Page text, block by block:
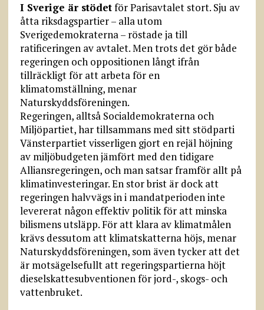
I Sverige är stödetför Parisavtalet stort. Sju av
åtta riksdagspartier – alla utom
Sverigedemokraterna – röstade ja till
ratificeringen av avtalet. Men trots det gör både
regeringen och oppositionen långt ifrån
tillräckligt för att arbeta för en
klimatomställning, menar
Naturskyddsföreningen.
Regeringen, alltså Socialdemokraterna och
Miljöpartiet, har tillsammans med sitt stödparti
Vänsterpartiet visserligen gjort en rejäl höjning
av miljöbudgeten jämfört med den tidigare
Alliansregeringen, och man satsar framför allt på
klimatinvesteringar. En stor brist är dock att
regeringen halvvägs in i mandatperioden inte
levererat någon effektiv politik för att minska
bilismens utsläpp. För att klara av klimatmålen
krävs dessutom att klimatskatterna höjs, menar
Naturskyddsföreningen, som även tycker att det
är motsägelsefullt att regeringspartierna höjt
dieselskattesubventionen för jord-, skogs- och
vattenbruket.